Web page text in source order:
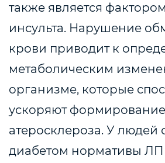
также является
инсульта. Нарушение
крови приводит к
метаболическим
организме, которые
ускоряют формирование
атеросклероза. У людей
диабетом нормативы